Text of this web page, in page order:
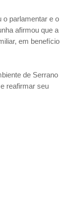
o parlamentar e o
afirmou que a
em benefício
de Serrano
reafirmar seu